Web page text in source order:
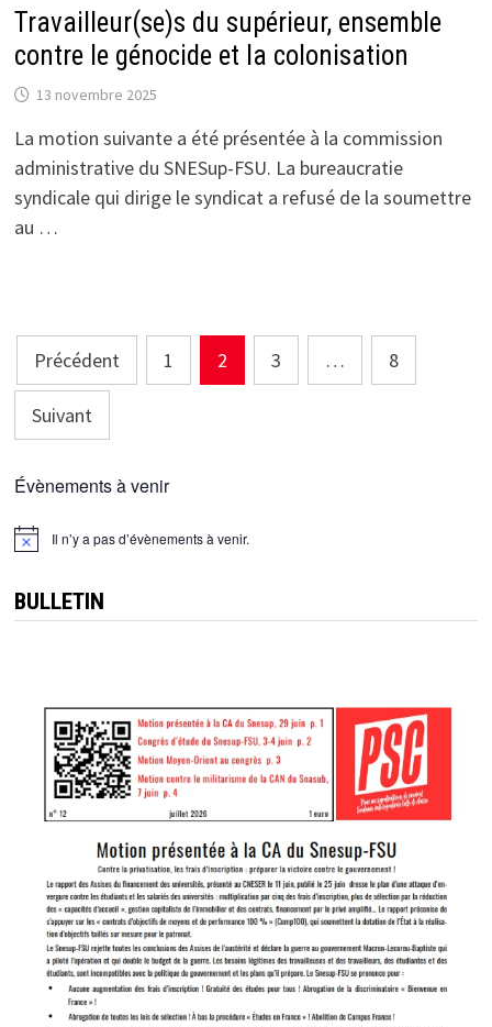
Travailleur(se)s du supérieur, ensemble
contre le génocide et la colonisation
13 novembre 2025
La motion suivante a été présentée à la commission
administrative du SNESup-FSU. La bureaucratie
syndicale qui dirige le syndicat a refusé de la soumettre
au …
Pagination
des
publications
Précédent 1 2 3 … 8
Suivant
Évènements à venir
Notice Il n’y a pas d’évènements à venir.
BULLETIN